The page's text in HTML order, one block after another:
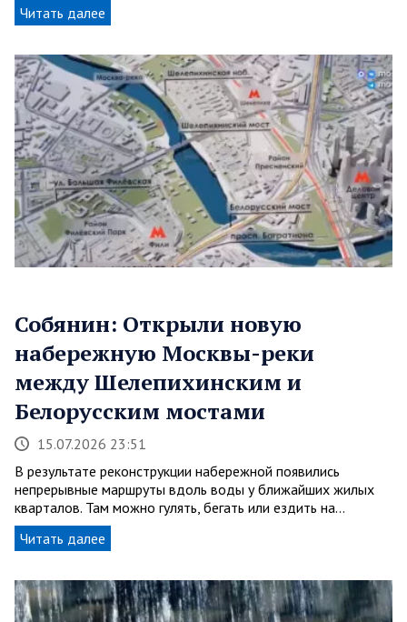
Читать далее
Собянин: Открыли новую
набережную Москвы-реки
между Шелепихинским и
Белорусским мостами
15.07.2026 23:51
В результате реконструкции набережной появились
непрерывные маршруты вдоль воды у ближайших жилых
кварталов. Там можно гулять, бегать или ездить на…
Читать далее